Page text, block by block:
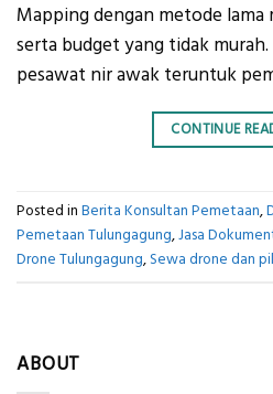
Mapping dengan metode
serta budget yang tidak
pesawat nir awak teruntuk
CONTINUE
Posted in Berita Konsultan Pemetaan,
Pemetaan Tulungagung,Jasa
Drone Tulungagung,Sewa drone dan
ABOUT